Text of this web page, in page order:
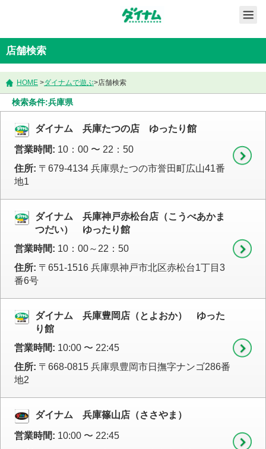
店舗検索
HOME >ダイナムで遊ぶ>店舗検索
検索条件:兵庫県
ダイナム 兵庫たつの店 ゆったり館
営業時間: 10：00 〜 22：50
住所: 〒679-4134 兵庫県たつの市誉田町広山41番
地1
ダイナム 兵庫神戸赤松台店（こうべあかま
つだい） ゆったり館
営業時間: 10：00～22：50
住所: 〒651-1516 兵庫県神戸市北区赤松台1丁目3
番6号
ダイナム 兵庫豊岡店（とよおか） ゆった
り館
営業時間: 10:00 〜 22:45
住所: 〒668-0815 兵庫県豊岡市日撫字ナンゴ286番
地2
ダイナム 兵庫篠山店（ささやま）
営業時間: 10:00 〜 22:45